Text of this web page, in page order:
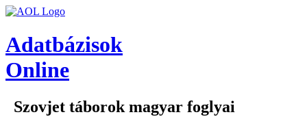
Adatbázisok
Online
Szovjet táborok magyar foglyai